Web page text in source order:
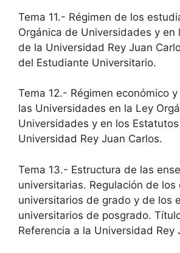
Tema 11.- Régimen de los
Orgánica de Universidades y en
de la Universidad Rey Juan
del Estudiante Universitario.
Tema 12.- Régimen económico
las Universidades en la Ley
Universidades y en los
Universidad Rey Juan Carlos.
Tema 13.- Estructura de las
universitarias. Regulación de los
universitarios de grado y de los
universitarios de posgrado.
Referencia a la Universidad Rey